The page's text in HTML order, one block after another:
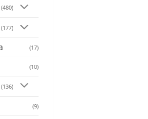
(480)
(177)
(17)
(10)
(136)
(9)